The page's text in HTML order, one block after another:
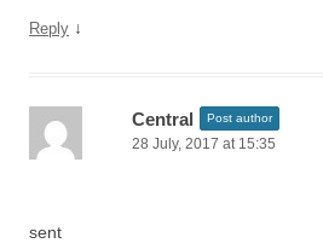
Reply ↓
Central Post author
28 July, 2017 at 15:35
sent